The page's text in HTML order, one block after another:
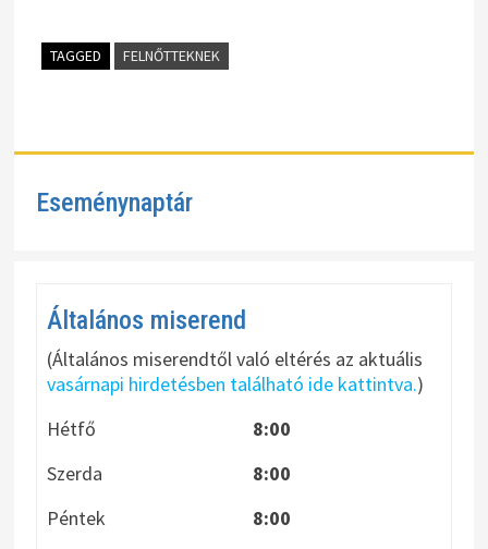
TAGGED FELNŐTTEKNEK
Eseménynaptár
Általános miserend
(Általános miserendtől való eltérés az aktuális
vasárnapi hirdetésben található ide kattintva.)
Hétfő
8:00
Szerda
8:00
Péntek
8:00